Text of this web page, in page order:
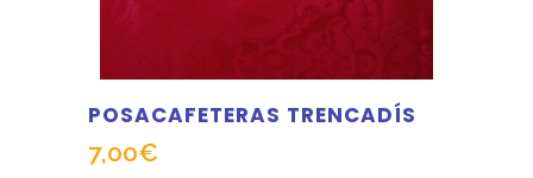
POSACAFETERAS TRENCADÍS
7,00€